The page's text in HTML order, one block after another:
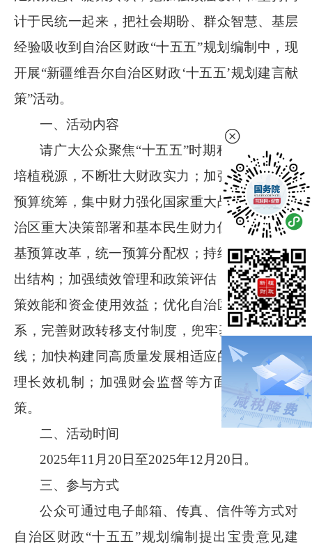
计于民统一起来，把社会期盼、群众智慧、基层
经验吸收到自治区财政“十五五”规划编制中，现
开展“新疆维吾尔自治区财政‘十五五’规划建言献
策”活动。
一、活动内容
请广大公众聚焦“十五五”时期积极涵养财源
培植税源，不断壮大财政实力；加强财政资源和
预算统筹，集中财力强化国家重大战略任务、自
治区重大决策部署和基本民生财力保障；深化零
基预算改革，统一预算分配权；持续优化财政支
出结构；加强绩效管理和政策评估，提升财政政
策效能和资金使用效益；优化自治区以下财政关
系，完善财政转移支付制度，兜牢基层 “三保”底
线；加快构建同高质量发展相适应的政府债务管
理长效机制；加强财会监督等方面积极建言献
策。
二、活动时间
2025年11月20 日至2025年12月20 日。
三、参与方式
公众可通过电子邮箱、传真、信件等方式对
自治区财政“十五五”规划 编制提出宝贵意见建